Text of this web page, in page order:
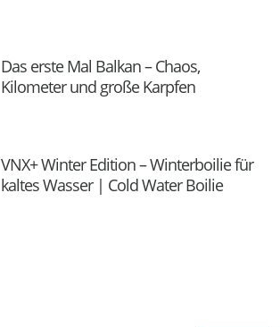
Das erste Mal Balkan – Chaos,
Kilometer und große Karpfen
VNX+ Winter Edition – Winterboilie für
kaltes Wasser | Cold Water Boilie